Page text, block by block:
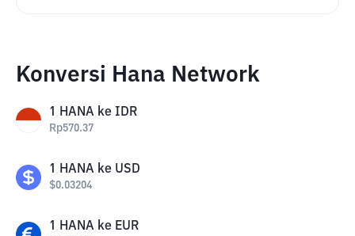
Konversi Hana Network
1 HANA ke IDR
Rp570.37
1 HANA ke USD
$0.03204
1 HANA ke EUR